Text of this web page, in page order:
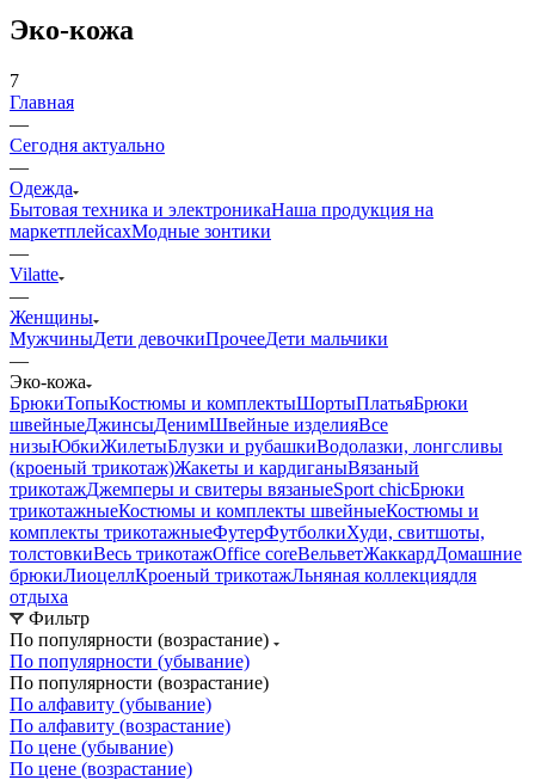
Эко-кожа
7
Главная
—
Сегодня актуально
—
Одежда
Бытовая техника и электроникаНаша продукция на
маркетплейсахМодные зонтики
—
Vilatte
—
Женщины
МужчиныДети девочкиПрочееДети мальчики
—
Эко-кожа
БрюкиТопыКостюмы и комплектыШортыПлатьяБрюки
швейныеДжинсыДенимШвейные изделияВсе
низыЮбкиЖилетыБлузки и рубашкиВодолазки, лонгсливы
(кроеный трикотаж)Жакеты и кардиганыВязаный
трикотажДжемперы и свитеры вязаныеSport chicБрюки
трикотажныеКостюмы и комплекты швейныеКостюмы и
комплекты трикотажныеФутерФутболкиХуди, свитшоты,
толстовкиВесь трикотажOffice coreВельветЖаккардДомашние
брюкиЛиоцеллКроеный трикотажЛьняная коллекциядля
отдыха
Фильтр
По популярности (возрастание)
По популярности (убывание)
По популярности (возрастание)
По алфавиту (убывание)
По алфавиту (возрастание)
По цене (убывание)
По цене (возрастание)